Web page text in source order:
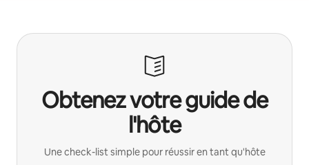
Obtenez votre guide de
l'hôte
Une check-list simple pour réussir en tant qu'hôte